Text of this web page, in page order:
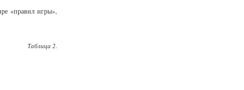
«правил игры»,
Таблица 2.